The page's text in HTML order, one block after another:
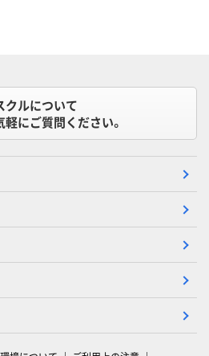
クルについて
軽にご質問ください。